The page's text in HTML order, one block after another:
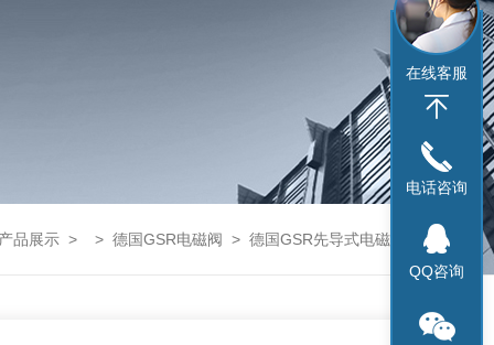
品展示 > > 德国GSR电磁阀 > 德国GSR先导式电磁阀43系列辽宁总代理
在线客服
电话咨询
QQ咨询